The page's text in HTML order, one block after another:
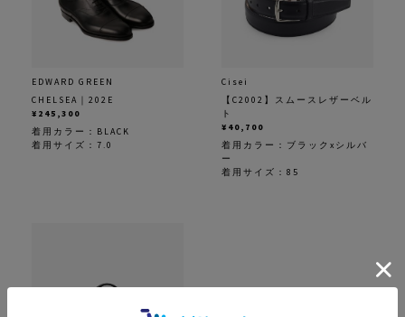
EDWARD GREEN
CHELSEA｜202E
¥245,300
着用カラー： BLACK
着用サイズ：7.0
Cisei
【C2002】スムースレザーベル
ト
¥40,700
着用カラー： ブラックxシルバ
ー
着用サイズ：85